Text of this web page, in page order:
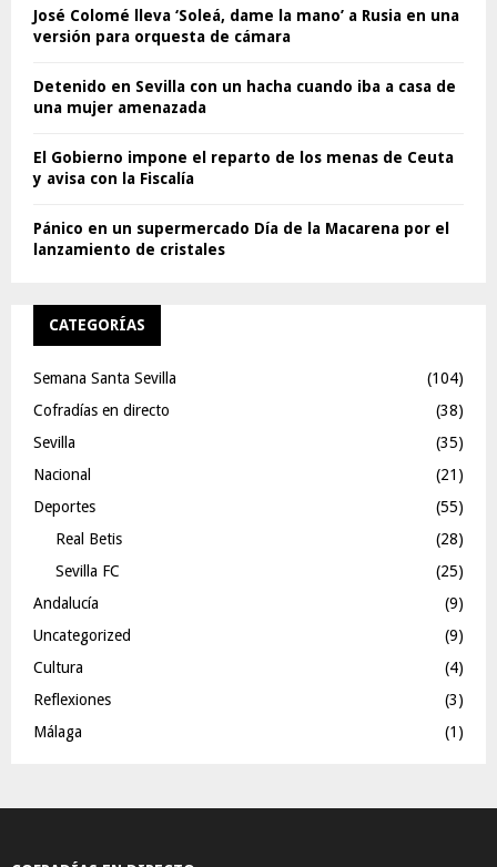
José Colomé lleva ‘Soleá, dame la mano’ a Rusia en una
versión para orquesta de cámara
Detenido en Sevilla con un hacha cuando iba a casa de
una mujer amenazada
El Gobierno impone el reparto de los menas de Ceuta
y avisa con la Fiscalía
Pánico en un supermercado Día de la Macarena por el
lanzamiento de cristales
CATEGORÍAS
Semana Santa Sevilla
(104)
Cofradías en directo
(38)
Sevilla
(35)
Nacional
(21)
Deportes
(55)
Real Betis
(28)
Sevilla FC
(25)
Andalucía
(9)
Uncategorized
(9)
Cultura
(4)
Reflexiones
(3)
Málaga
(1)